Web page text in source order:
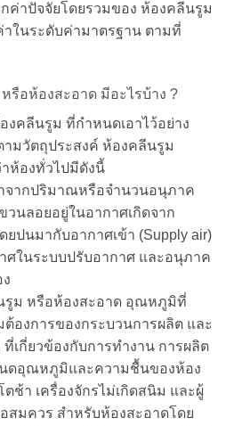
ค่าปัจจัยโดยรวมของ ห้องคลีนรูม
ในระดับค่ามาตรฐาน ตามที่
อห้องสะอาด มีอะไรบ้าง ?
คลีนรูม ที่กำหนดเอาไว้อย่าง
ามวัตถุประสงค์ ห้องคลีนรูม
าห้องทั่วไปมีดังนี้
จากปริมาณหรือจำนวนอนุภาค
นลอยอยู่ในอากาศเกิดจาก
ปนมากับอากาศเข้า (Supply air)
ศในระบบปรับอากาศ และอนุภาค
ม หรือห้องสะอาด อุณหภูมิที่
องการของกระบวนการผลิต และ
เกี่ยวข้องกับการทำงาน การผลิต
ดอุณหภูมิและความชื้นของห้อง
ช้า เครื่องจักรไม่เกิดสนิม และผู้
มควร สำหรับห้องสะอาดโดย